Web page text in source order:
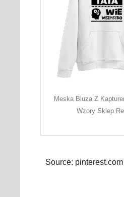
Meska Bluza Z
Wzory Sklep
Source: pinterest.com